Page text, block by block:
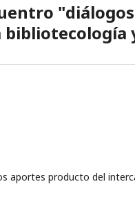
aportes producto del